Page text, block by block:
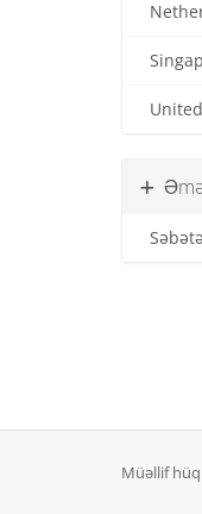
Müəllif